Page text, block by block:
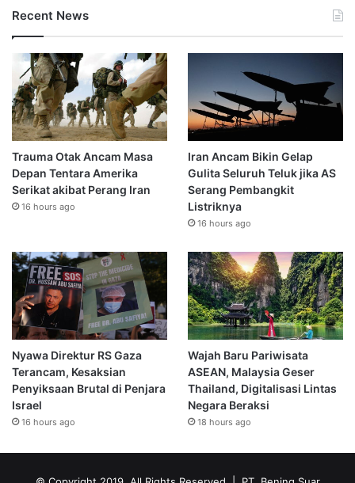
Recent News
Trauma Otak Ancam Masa
Depan Tentara Amerika
Serikat akibat Perang Iran
16 hours ago
Iran Ancam Bikin Gelap
Gulita Seluruh Teluk jika AS
Serang Pembangkit
Listriknya
16 hours ago
Nyawa Direktur RS Gaza
Terancam, Kesaksian
Penyiksaan Brutal di Penjara
Israel
16 hours ago
Wajah Baru Pariwisata
ASEAN, Malaysia Geser
Thailand, Digitalisasi Lintas
Negara Beraksi
18 hours ago